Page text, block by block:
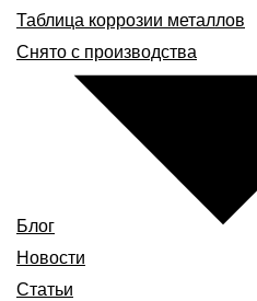
Таблица коррозии металлов
Снято с производства
Блог
Новости
Статьи